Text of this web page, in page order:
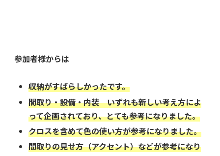
参加者様からは
収納がすばらしかったです。
間取り・設備・内装 いずれも新しい考え方によ
って企画されており、とても参考になりました。
クロスを含めて色の使い方が参考になりました。
間取りの見せ方（アクセント）などが参考になり